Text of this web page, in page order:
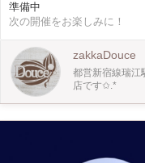
だ、 オリジナルキーホルダー
準備中
次の開催をお楽しみに！
zakkaDouce
都営新宿線瑞江
店です✩.*